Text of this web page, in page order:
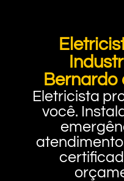
Bernardo
Eletricista
você.